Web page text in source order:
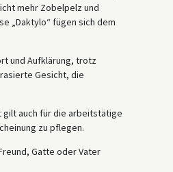
mehr Zobelpelz und
„Daktylo“ fügen sich dem
und Aufklärung, trotz
Gesicht, die
gilt auch für die arbeitstätige
zu pflegen.
Gatte oder Vater